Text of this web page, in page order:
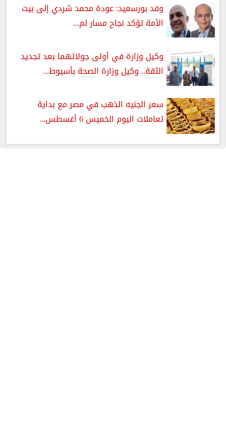
وفد بورسعيد: عودة محمد شردي إلى بيت
الأمة تؤكد نجاح مسار لم...
وكيل وزارة في أولى جولاتهما بعد تجديد
الثقة.. وكيل وزارة الصحة بأسيوط...
سعر الجنيه الذهب في مصر مع بداية
تعاملات اليوم الخميس 6 أغسطس...